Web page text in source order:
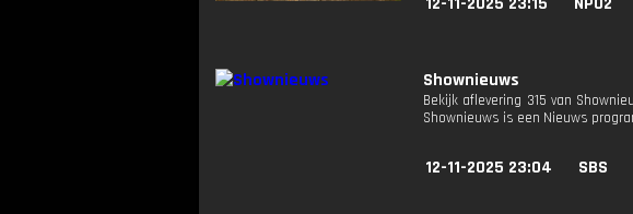
Shownieuws
Bekijk aflevering 315 van
Shownieuws is een Nieuws
12-11-2025 23:04 SBS